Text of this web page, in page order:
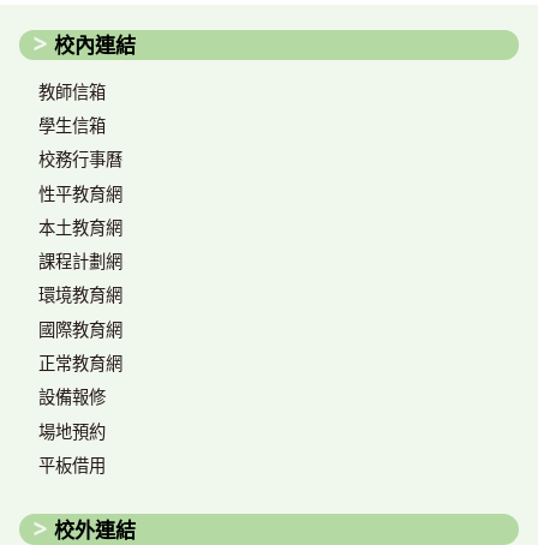
校內連結
教師信箱
學生信箱
校務行事曆
性平教育網
本土教育網
課程計劃網
環境教育網
國際教育網
正常教育網
設備報修
場地預約
平板借用
校外連結